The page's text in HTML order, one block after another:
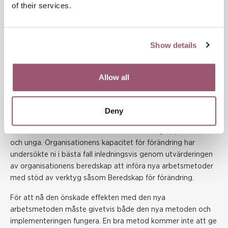
of their services.
Show details
Allow all
Deny
under implementeringsprocessens installationsfas. För att en
vidmakthållas över tid är det centralt med en stödjande
organisation, ett effektivt och adekvat ledarskap och en
Behovsinventeringen handlar om att undersöka behovet av
eller de arbetsmetoder ni använder i utgångsläget. Denna
inventering bör ni redan ha genomfört när ni förankrade ert
och unga. Organisationens kapacitet för förändring har
undersökte ni i bästa fall inledningsvis genom utvärderingen
av organisationens beredskap att införa nya arbetsmetoder
med stöd av verktyg såsom Beredskap för förändring.
För att nå den önskade effekten med den nya
arbetsmetoden måste givetvis både den nya metoden och
implementeringen fungera. En bra metod kommer inte att ge